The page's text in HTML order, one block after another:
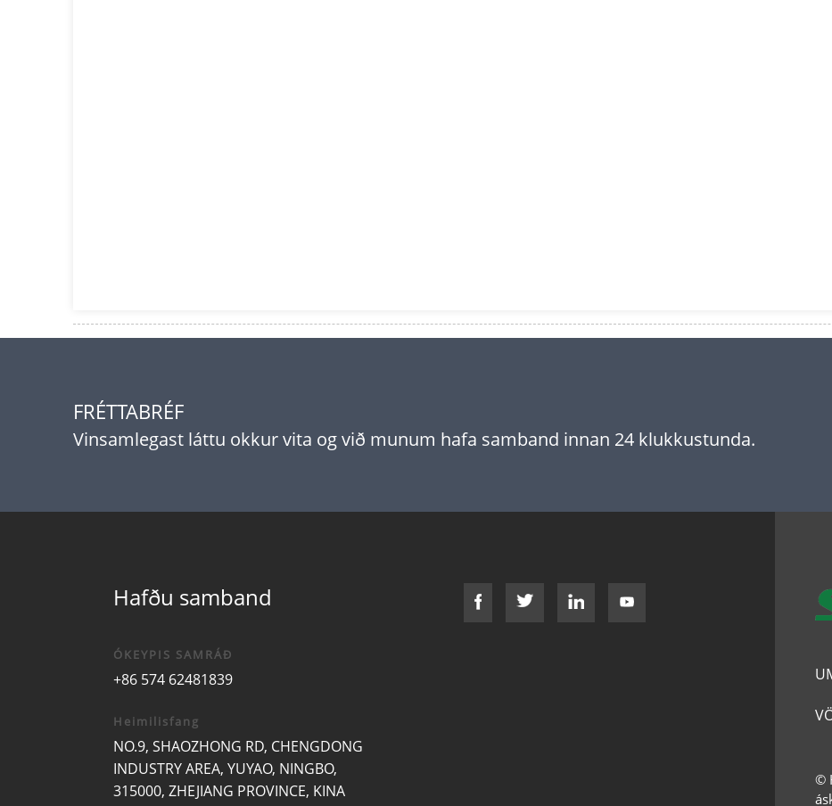
FRÉTTABRÉF
Vinsamlegast láttu okkur vita og við munum hafa samband innan 24 klukkustunda.
Hafðu samband
ÓKEYPIS SAMRÁÐ
+86 574 62481839
Heimilisfang
NO.9, SHAOZHONG RD, CHENGDONG
INDUSTRY AREA, YUYAO, NINGBO,
315000, ZHEJIANG PROVINCE, KINA
©